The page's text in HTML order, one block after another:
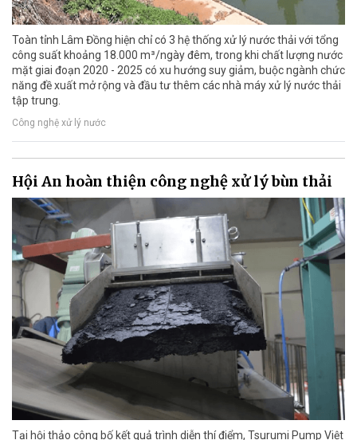
Toàn tỉnh Lâm Đồng hiện chỉ có 3 hệ thống xử lý nước thải với tổng
công suất khoảng 18.000 m³/ngày đêm, trong khi chất lượng nước
mặt giai đoạn 2020 - 2025 có xu hướng suy giảm, buộc ngành chức
năng đề xuất mở rộng và đầu tư thêm các nhà máy xử lý nước thải
tập trung.
Công nghệ xử lý nước
Hội An hoàn thiện công nghệ xử lý bùn thải
Tại hội thảo công bố kết quả trình diễn thí điểm, Tsurumi Pump Việt